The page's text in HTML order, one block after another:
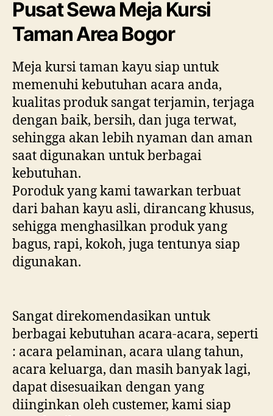
Pusat Sewa Meja Kursi
Taman Area Bogor
Meja kursi taman kayu siap untuk
memenuhi kebutuhan acara anda,
kualitas produk sangat terjamin, terjaga
dengan baik, bersih, dan juga terwat,
sehingga akan lebih nyaman dan aman
saat digunakan untuk berbagai
kebutuhan.
Poroduk yang kami tawarkan terbuat
dari bahan kayu asli, dirancang khusus,
sehigga menghasilkan produk yang
bagus, rapi, kokoh, juga tentunya siap
digunakan.
Sangat direkomendasikan untuk
berbagai kebutuhan acara-acara, seperti
: acara pelaminan, acara ulang tahun,
acara keluarga, dan masih banyak lagi,
dapat disesuaikan dengan yang
diinginkan oleh custemer, kami siap